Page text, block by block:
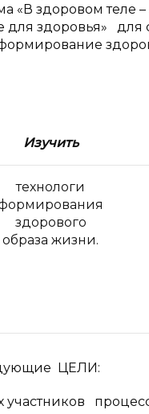
здоровом теле –
здоровья» для
Изучить
технологи
здорового
образа жизни.
ЦЕЛИ: